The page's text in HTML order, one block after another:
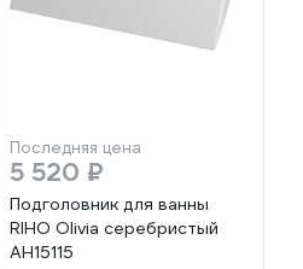
Последняя цена
5 520 ₽
Подголовник для ванны
RIHO Olivia серебристый
AH15115